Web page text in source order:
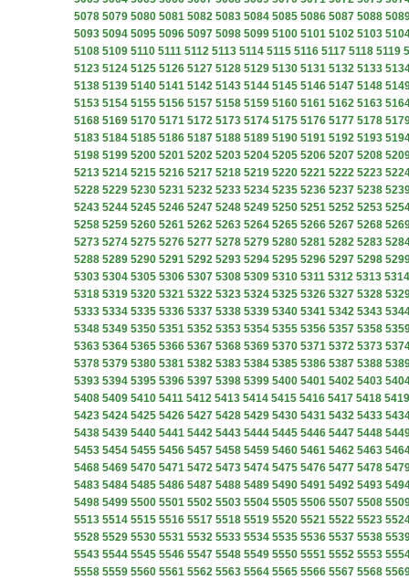
5078 5079 5080 5081 5082 5083 5084 5085 5086 5087 5088
5093 5094 5095 5096 5097 5098 5099 5100 5101 5102 5103
5108 5109 5110 5111 5112 5113 5114 5115 5116 5117 5118 5119
5123 5124 5125 5126 5127 5128 5129 5130 5131 5132 5133
5138 5139 5140 5141 5142 5143 5144 5145 5146 5147 5148
5153 5154 5155 5156 5157 5158 5159 5160 5161 5162 5163
5168 5169 5170 5171 5172 5173 5174 5175 5176 5177 5178
5183 5184 5185 5186 5187 5188 5189 5190 5191 5192 5193
5198 5199 5200 5201 5202 5203 5204 5205 5206 5207 5208
5213 5214 5215 5216 5217 5218 5219 5220 5221 5222 5223
5228 5229 5230 5231 5232 5233 5234 5235 5236 5237 5238
5243 5244 5245 5246 5247 5248 5249 5250 5251 5252 5253
5258 5259 5260 5261 5262 5263 5264 5265 5266 5267 5268
5273 5274 5275 5276 5277 5278 5279 5280 5281 5282 5283
5288 5289 5290 5291 5292 5293 5294 5295 5296 5297 5298
5303 5304 5305 5306 5307 5308 5309 5310 5311 5312 5313 5314
5318 5319 5320 5321 5322 5323 5324 5325 5326 5327 5328
5333 5334 5335 5336 5337 5338 5339 5340 5341 5342 5343
5348 5349 5350 5351 5352 5353 5354 5355 5356 5357 5358
5363 5364 5365 5366 5367 5368 5369 5370 5371 5372 5373
5378 5379 5380 5381 5382 5383 5384 5385 5386 5387 5388
5393 5394 5395 5396 5397 5398 5399 5400 5401 5402 5403
5408 5409 5410 5411 5412 5413 5414 5415 5416 5417 5418 5419
5423 5424 5425 5426 5427 5428 5429 5430 5431 5432 5433
5438 5439 5440 5441 5442 5443 5444 5445 5446 5447 5448
5453 5454 5455 5456 5457 5458 5459 5460 5461 5462 5463
5468 5469 5470 5471 5472 5473 5474 5475 5476 5477 5478
5483 5484 5485 5486 5487 5488 5489 5490 5491 5492 5493
5498 5499 5500 5501 5502 5503 5504 5505 5506 5507 5508
5513 5514 5515 5516 5517 5518 5519 5520 5521 5522 5523
5528 5529 5530 5531 5532 5533 5534 5535 5536 5537 5538
5543 5544 5545 5546 5547 5548 5549 5550 5551 5552 5553
5558 5559 5560 5561 5562 5563 5564 5565 5566 5567 5568